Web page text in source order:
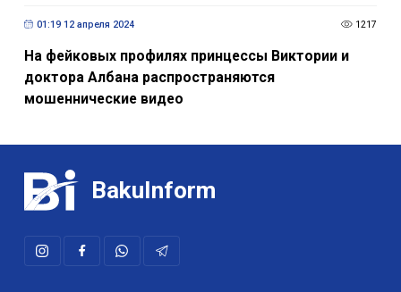
01:19 12 апреля 2024 1217
На фейковых профилях принцессы Виктории и
доктора Албана распространяются
мошеннические видео
BakuInform